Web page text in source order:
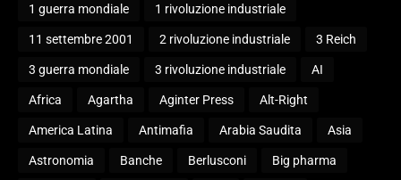
1 guerra mondiale 1 rivoluzione industriale
11 settembre 2001 2 rivoluzione industriale 3 Reich
3 guerra mondiale 3 rivoluzione industriale AI
Africa Agartha Aginter Press Alt-Right
America Latina Antimafia Arabia Saudita Asia
Astronomia Banche Berlusconi Big pharma